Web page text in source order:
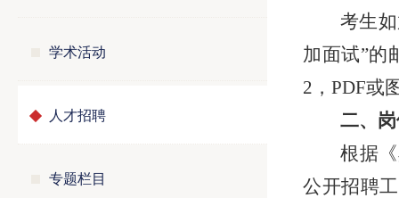
学术活动
人才招聘
专题栏目
考生
加面试”的
2，PDF或
二、
根据
公开招聘